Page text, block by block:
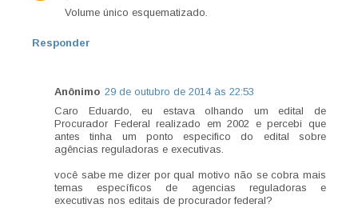
Volume único esquematizado.
Responder
Anônimo 29 de outubro de 2014 às 22:53
Caro Eduardo, eu estava olhando um edital de
Procurador Federal realizado em 2002 e percebi que
antes tinha um ponto especifico do edital sobre
agências reguladoras e executivas.
você sabe me dizer por qual motivo não se cobra mais
temas específicos de agencias reguladoras e
executivas nos editais de procurador federal?